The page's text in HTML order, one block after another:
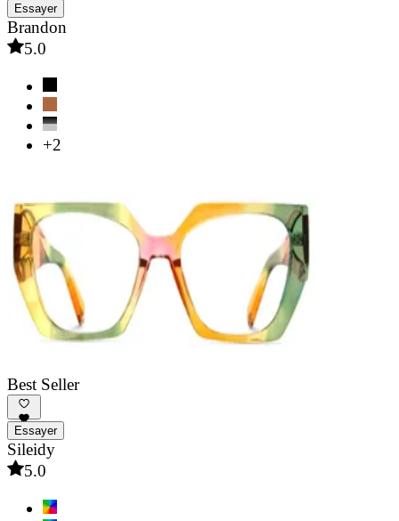
Essayer
Brandon
5.0
+2
Best Seller
Essayer
Sileidy
5.0